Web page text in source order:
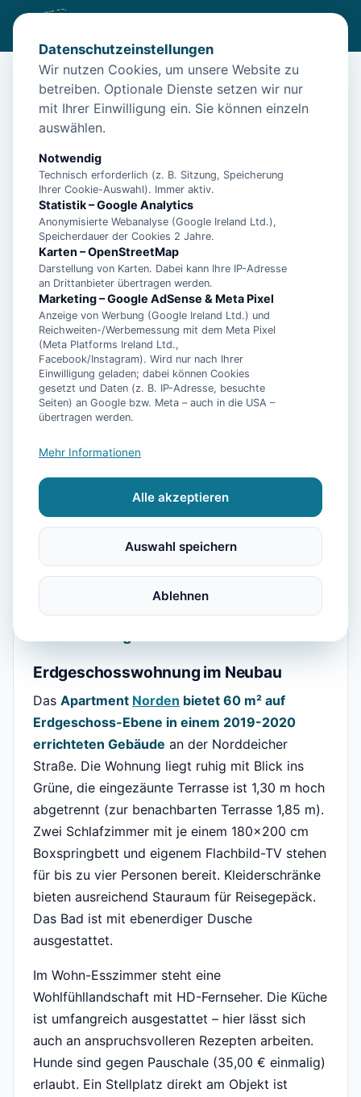
/Unterkünfte /Norden/Norden: Apartment Landblick 0
Norden: Apartment Landblick 0
Parkmöglichkeit
Raucherbereiche vorhanden
Erdgeschosswohnung im Neubau
Das Apartment Norden bietet 60 m² auf
Erdgeschoss-Ebene in einem 2019-2020
errichteten Gebäude an der Norddeicher
Straße. Die Wohnung liegt ruhig mit Blick ins
Grüne, die eingezäunte Terrasse ist 1,30 m hoch
abgetrennt (zur benachbarten Terrasse 1,85 m).
Zwei Schlafzimmer mit je einem 180x200 cm
Boxspringbett und eigenem Flachbild-TV stehen
für bis zu vier Personen bereit. Kleiderschränke
bieten ausreichend Stauraum für Reisegepäck.
Das Bad ist mit ebenerdiger Dusche
ausgestattet.
Im Wohn-Esszimmer steht eine
Wohlfühllandschaft mit HD-Fernseher. Die Küche
ist umfangreich ausgestattet – hier lässt sich
auch an anspruchsvolleren Rezepten arbeiten.
Hunde sind gegen Pauschale (35,00 € einmalig)
erlaubt. Ein Stellplatz direkt am Objekt ist
Datenschutzeinstellungen
Wir nutzen Cookies, um unsere Website zu
betreiben. Optionale Dienste setzen wir nur
mit Ihrer Einwilligung ein. Sie können einzeln
auswählen.
Notwendig
Technisch erforderlich (z. B. Sitzung, Speicherung
Ihrer Cookie-Auswahl). Immer aktiv.
Statistik – Google Analytics
Anonymisierte Webanalyse (Google Ireland Ltd.),
Speicherdauer der Cookies 2 Jahre.
Karten – OpenStreetMap
Darstellung von Karten. Dabei kann Ihre IP-Adresse
an Drittanbieter übertragen werden.
Marketing – Google AdSense & Meta Pixel
Anzeige von Werbung (Google Ireland Ltd.) und
Reichweiten-/Werbemessung mit dem Meta Pixel
(Meta Platforms Ireland Ltd.,
Facebook/Instagram). Wird nur nach Ihrer
Einwilligung geladen; dabei können Cookies
gesetzt und Daten (z. B. IP-Adresse, besuchte
Seiten) an Google bzw. Meta – auch in die USA –
übertragen werden.
Mehr Informationen
Alle akzeptieren
Auswahl speichern
Ablehnen